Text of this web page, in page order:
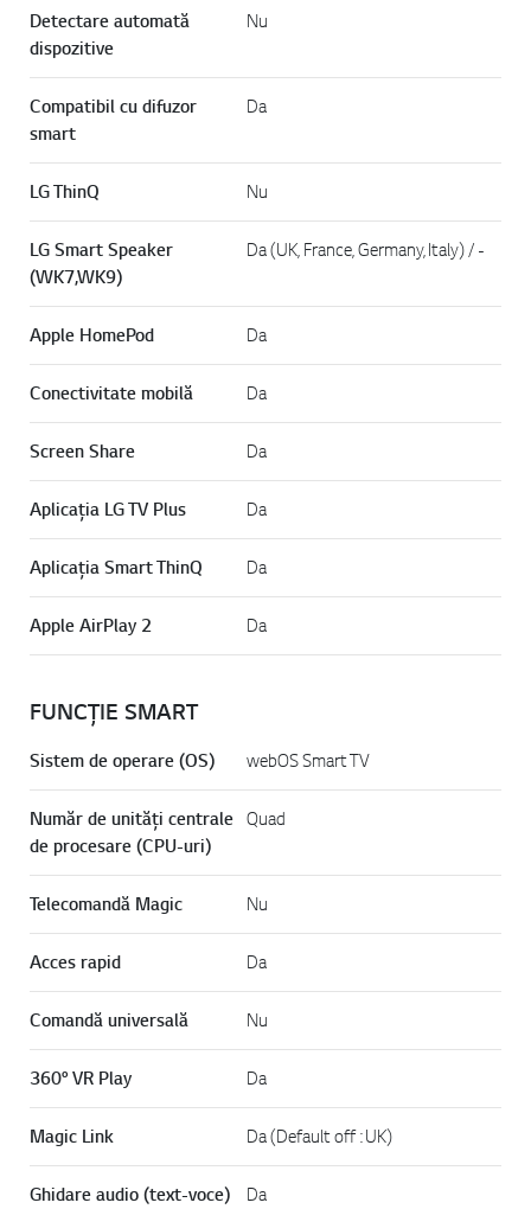
Detectare automată
dispozitive
Nu
Compatibil cu difuzor
smart
Da
LG ThinQ Nu
LG Smart Speaker
(WK7,WK9)
Da (UK, France, Germany, Italy) / -
Apple HomePod Da
Conectivitate mobilă Da
Screen Share Da
Aplicația LG TV Plus Da
Aplicația Smart ThinQ Da
Apple AirPlay 2 Da
FUNCȚIE SMART
Sistem de operare (OS) webOS Smart TV
Număr de unități centrale
de procesare (CPU-uri)
Quad
Telecomandă Magic Nu
Acces rapid Da
Comandă universală Nu
360° VR Play Da
Magic Link Da (Default off : UK)
Ghidare audio (text-voce) Da